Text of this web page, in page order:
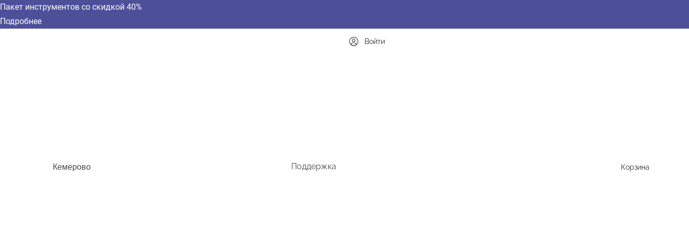
Пакет инструментов со скидкой 40%
Подробнее
Кемерово Поддержка
Войти
Корзина